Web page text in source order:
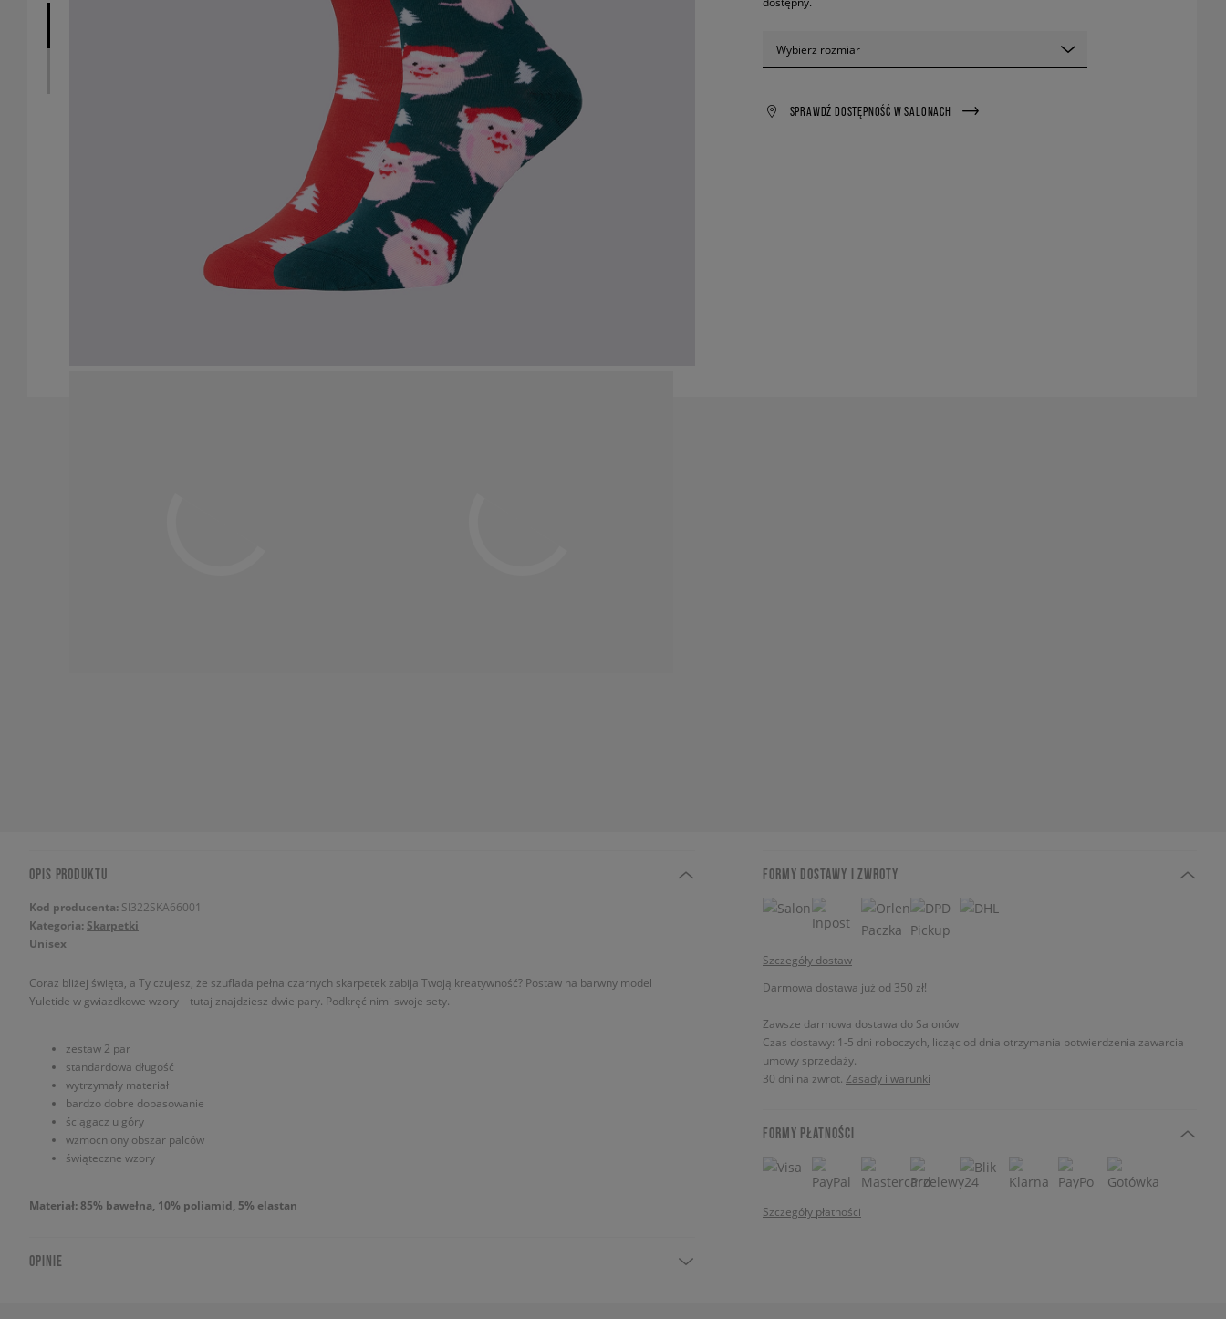
Wybierz rozmiar
SPRAWDŹ DOSTĘPNOŚĆ W SALONACH
OPIS PRODUKTU
Kod producenta: SI322SKA66001
Kategoria: Skarpetki
Unisex
Coraz bliżej święta, a Ty czujesz, że szuflada pełna czarnych skarpetek zabija Twoją kreatywność? Postaw na barwny model
Yuletide w gwiazdkowe wzory – tutaj znajdziesz dwie pary. Podkręć nimi swoje sety.
zestaw 2 par
standardowa długość
wytrzymały materiał
bardzo dobre dopasowanie
ściągacz u góry
wzmocniony obszar palców
świąteczne wzory
Materiał: 85% bawełna, 10% poliamid, 5% elastan
OPINIE
FORMY DOSTAWY I ZWROTY
Szczegóły dostaw
Darmowa dostawa już od 350 zł!
Zawsze darmowa dostawa do Salonów
Czas dostawy: 1-5 dni roboczych, licząc od dnia otrzymania potwierdzenia zawarcia
umowy sprzedaży.
30 dni na zwrot. Zasady i warunki
FORMY PŁATNOŚCI
Szczegóły płatności